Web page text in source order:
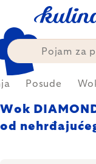
content
Posude
Wok
od